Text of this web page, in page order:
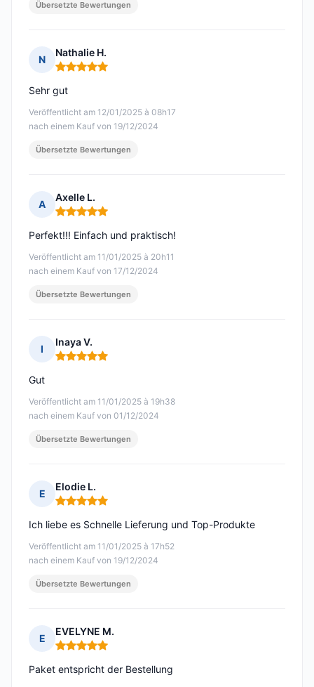
Übersetzte Bewertungen
N
Nathalie H.
Hinweis: 5 von 5
Veröffentlicht am 12/01/2025 à 08h17
nach einem Kauf von 19/12/2024
Sehr gut
Übersetzte Bewertungen
A
Axelle L.
Hinweis: 5 von 5
Veröffentlicht am 11/01/2025 à 20h11
nach einem Kauf von 17/12/2024
Perfekt!!! Einfach und praktisch!
Übersetzte Bewertungen
I
Inaya V.
Hinweis: 5 von 5
Veröffentlicht am 11/01/2025 à 19h38
nach einem Kauf von 01/12/2024
Gut
Übersetzte Bewertungen
E
Elodie L.
Hinweis: 5 von 5
Veröffentlicht am 11/01/2025 à 17h52
nach einem Kauf von 19/12/2024
Ich liebe es Schnelle Lieferung und Top-Produkte
Übersetzte Bewertungen
E
EVELYNE M.
Hinweis: 5 von 5
Paket entspricht der Bestellung